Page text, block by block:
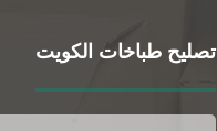
تصليح طباخات الكويت